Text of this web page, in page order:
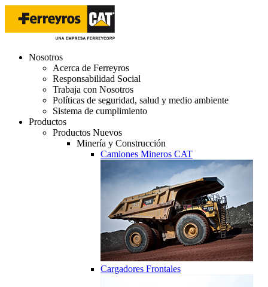
Nosotros
Acerca de Ferreyros
Responsabilidad Social
Trabaja con Nosotros
Políticas de seguridad, salud y medio ambiente
Sistema de cumplimiento
Productos
Productos Nuevos
Minería y Construcción
Camiones Mineros CAT
Cargadores Frontales